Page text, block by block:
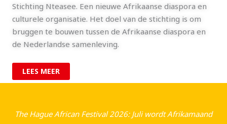
Stichting Nteasee. Een nieuwe Afrikaanse diaspora en
culturele organisatie. Het doel van de stichting is om
bruggen te bouwen tussen de Afrikaanse diaspora en
de Nederlandse samenleving.
LEES MEER
The Hague African Festival 2026: Juli wordt Afrikamaand